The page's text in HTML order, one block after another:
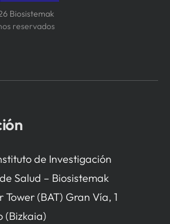
Biosistemak
reservados
de Investigación
Salud – Biosistemak
Tower (BAT) Gran Vía, 1
(Bizkaia)